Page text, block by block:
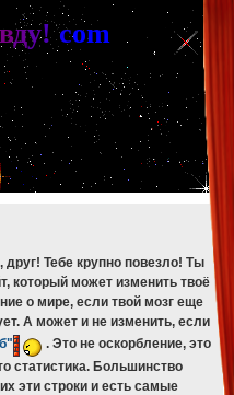
db/driver/mysqli.php
db/driver/mysqli.php 329
db/driver/mysqli.php on line 265
db/driver/mysqli.php on line329
db/driver/mysqli.php on line 265
db/driver/mysqli.php on line329:
db/driver/mysqli.php on line 265
db/driver/mysqli.php
ду! com
друг! Тебе крупно повезло! Ты
который может изменить твоё
о мире, если твой мозг еще
А может и не изменить, если
. Это не оскорбление, это
статистика. Большинство
эти строки и есть самые